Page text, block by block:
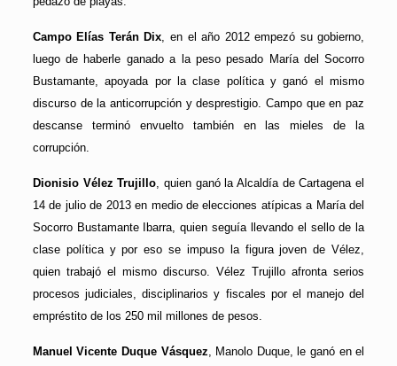
Campo Elías Terán Dix, en el año 2012 empezó su gobierno,
luego de haberle ganado a la peso pesado María del Socorro
Bustamante, apoyada por la clase política y ganó el mismo
discurso de la anticorrupción y desprestigio. Campo que en paz
descanse terminó envuelto también en las mieles de la
corrupción.
Dionisio Vélez Trujillo, quien ganó la Alcaldía de Cartagena el
14 de julio de 2013 en medio de elecciones atípicas a María del
Socorro Bustamante Ibarra, quien seguía llevando el sello de la
clase política y por eso se impuso la figura joven de Vélez,
quien trabajó el mismo discurso. Vélez Trujillo afronta serios
procesos judiciales, disciplinarios y fiscales por el manejo del
empréstito de los 250 mil millones de pesos.
Manuel Vicente Duque Vásquez, Manolo Duque, le ganó en el